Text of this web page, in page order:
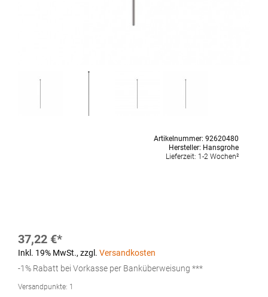
Artikelnummer: 92620480
Hersteller: Hansgrohe
Lieferzeit: 1-2 Wochen²
37,22 €
Inkl. 19% MwSt., zzgl. Versandkosten
-1% Rabatt bei Vorkasse per Banküberweisung ***
Versandpunkte: 1